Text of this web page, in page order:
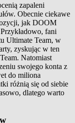
zapaleni
Obecnie ciekawe
jak DOOM
fani
Ultimate Team, w
zyskując w ten
Natomiast
swojego konta z
do miliona
różnią się od siebie
dlatego warto